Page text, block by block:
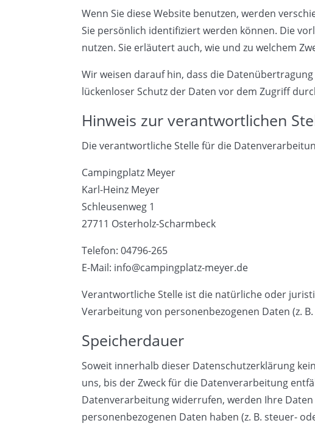
Wenn Sie diese Website benutzen, werden
Sie persönlich identifiziert werden können. Die
nutzen. Sie erläutert auch, wie und zu welchem
Wir weisen darauf hin, dass die
lückenloser Schutz der Daten vor dem Zugriff
Hinweis zur verantwortlichen
Die verantwortliche Stelle für die
Campingplatz Meyer
Karl-Heinz Meyer
Schleusenweg 1
27711 Osterholz-Scharmbeck
Telefon: 04796-265
E-Mail: info@campingplatz-meyer.de
Verantwortliche Stelle ist die natürliche oder
Verarbeitung von personenbezogenen Daten (z.
Speicherdauer
Soweit innerhalb dieser Datenschutzerklärung
uns, bis der Zweck für die Datenverarbeitung
Datenverarbeitung widerrufen, werden Ihre
personenbezogenen Daten haben (z. B. steuer-